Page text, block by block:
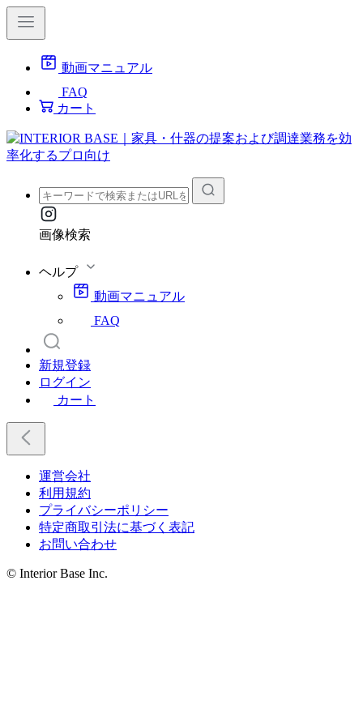
動画マニュアル
FAQ
カート
画像検索
ヘルプ
動画マニュアル
FAQ
新規登録
ログイン
カート
運営会社
利用規約
プライバシーポリシー
特定商取引法に基づく表記
お問い合わせ
© Interior Base Inc.